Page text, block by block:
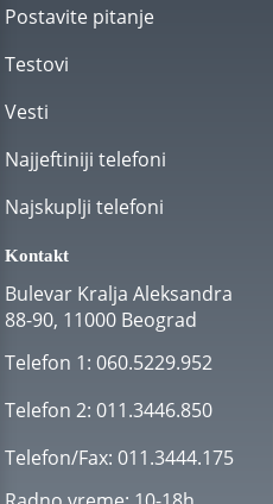
Postavite pitanje
Testovi
Vesti
Najjeftiniji telefoni
Najskuplji telefoni
Kontakt
Bulevar Kralja Aleksandra
88-90, 11000 Beograd
Telefon 1: 060.5229.952
Telefon 2: 011.3446.850
Telefon/Fax: 011.3444.175